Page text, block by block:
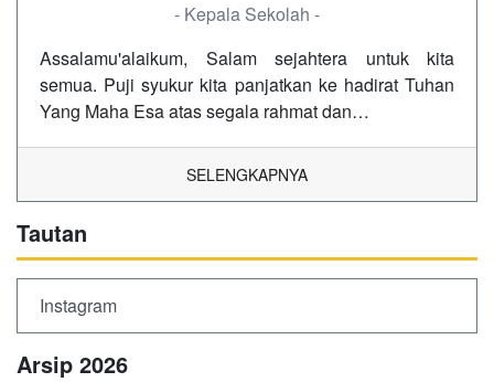
- Kepala Sekolah -
Assalamu'alaikum, Salam sejahtera untuk kita
semua. Puji syukur kita panjatkan ke hadirat Tuhan
Yang Maha Esa atas segala rahmat dan…
SELENGKAPNYA
Tautan
Instagram
Arsip 2026